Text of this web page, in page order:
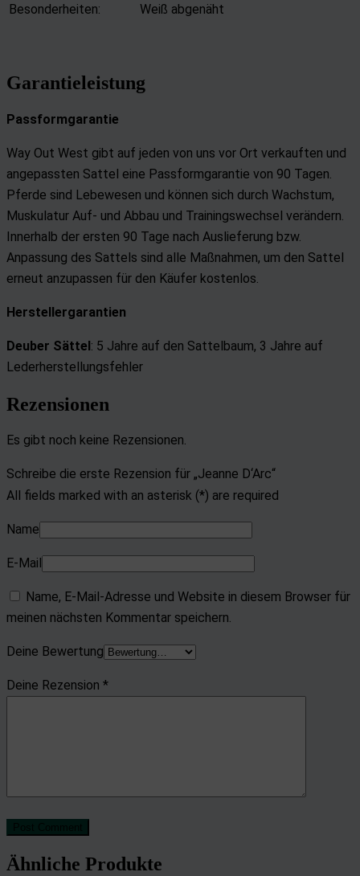
Besonderheiten:
Weiß abgenäht
Garantieleistung
Passformgarantie
Way Out West gibt auf jeden von uns vor Ort verkauften und
angepassten Sattel eine Passformgarantie von 90 Tagen.
Pferde sind Lebewesen und können sich durch Wachstum,
Muskulatur Auf- und Abbau und Trainingswechsel verändern.
Innerhalb der ersten 90 Tage nach Auslieferung bzw.
Anpassung des Sattels sind alle Maßnahmen, um den Sattel
erneut anzupassen für den Käufer kostenlos.
Herstellergarantien
Deuber Sättel: 5 Jahre auf den Sattelbaum, 3 Jahre auf
Lederherstellungsfehler
Rezensionen
Es gibt noch keine Rezensionen.
Schreibe die erste Rezension für „Jeanne D‘Arc“
All fields marked with an asterisk (*) are required
Name
E-Mail
Name, E-Mail-Adresse und Website in diesem Browser für
meinen nächsten Kommentar speichern.
Deine Bewertung
Deine Rezension *
Ähnliche Produkte